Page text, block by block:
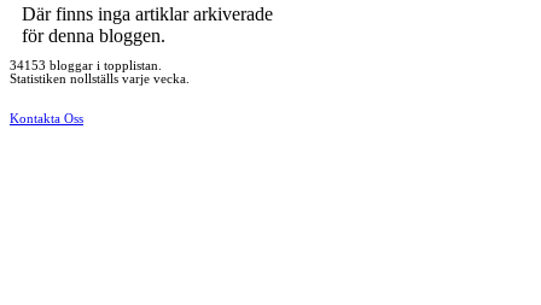
Där finns inga artiklar arkiverade
för denna bloggen.
34153 bloggar i topplistan.
Statistiken nollställs varje vecka.
Kontakta Oss